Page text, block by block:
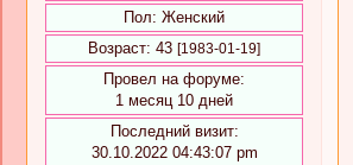
Пол: Женский
Возраст: 43 [1983-01-19]
Провел на форуме:
1 месяц 10 дней
Последний визит:
30.10.2022 04:43:07 pm